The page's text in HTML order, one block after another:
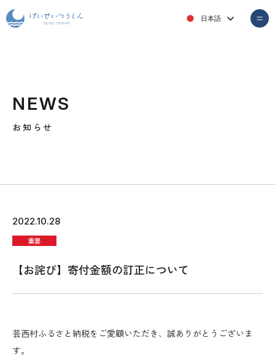
日本語
お知らせ
NEWS
2022.10.28
重要
【お詫び】寄付金額の訂正について
芸西村ふるさと納税をご愛顧いただき、誠ありがとうございま
す。